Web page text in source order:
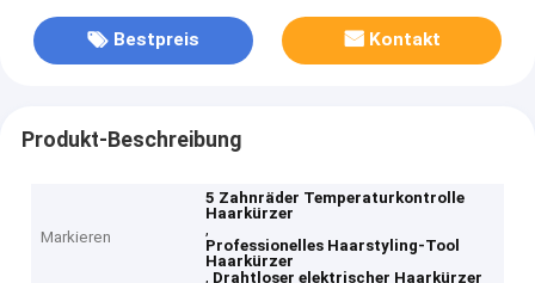
Bestpreis Kontakt
Produkt-Beschreibung
Markieren
5 Zahnräder Temperaturkontrolle
Haarkürzer
,
Professionelles Haarstyling-Tool
Haarkürzer
, Drahtloser elektrischer Haarkürzer